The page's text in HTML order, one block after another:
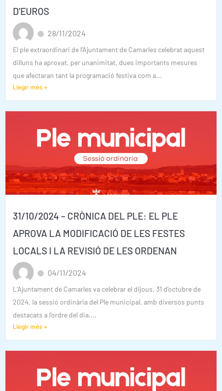
D’EUROS
28/11/2024
El ple extraordinari de l’Ajuntament de Camarles celebrat aquest
dilluns ha aprovat, per unanimitat, dues importants mesures
que afectaran tant la programació festiva com a...
Llegir més +
31/10/2024 – CRÒNICA DEL PLE: EL PLE
APROVA LA MODIFICACIÓ DE LES FESTES
LOCALS I LA REVISIÓ DE LES ORDENAN
04/11/2024
L’Ajuntament de Camarles va celebrar el dijous, 31 d’octubre de
2024, la sessió ordinària del Ple municipal, amb diversos punts
destacats a l’ordre del dia....
Llegir més +